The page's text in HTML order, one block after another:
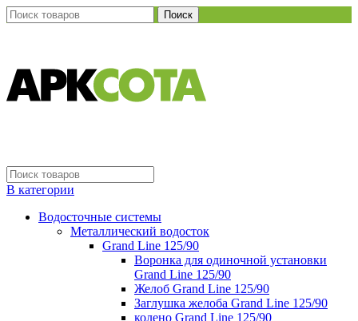
Поиск
В категории
Водосточные системы
Металлический водосток
Grand Line 125/90
Воронка для одиночной установки
Grand Line 125/90
Желоб Grand Line 125/90
Заглушка желоба Grand Line 125/90
колено Grand Line 125/90